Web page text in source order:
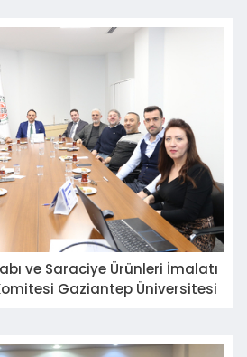
ve Saraciye Ürünleri İmalatı
Gaziantep Üniversitesi